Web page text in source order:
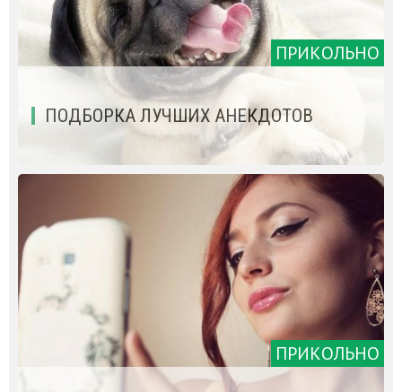
ПРИКОЛЬНО
ПОДБОРКА ЛУЧШИХ АНЕКДОТОВ
ПРИКОЛЬНО